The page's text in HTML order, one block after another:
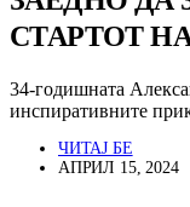
СТАРТОТ
34-годишната
инспиративните
ЧИТАЈ БЕ
АПРИЛ 15, 2024